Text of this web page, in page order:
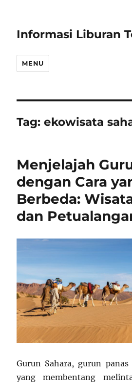
Informasi Liburan
MENU
Tag:ekowisata
Menjelajah
dengan Cara
Berbeda:
dan
Gurun Sahara, gurun
yang membentang